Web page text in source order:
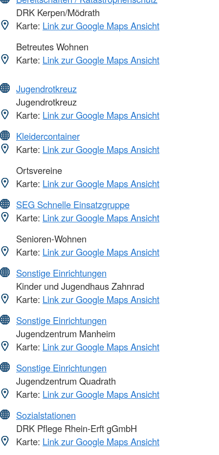
DRK Kerpen/Mödrath
Karte: Link zur Google Maps Ansicht
Betreutes Wohnen
Karte: Link zur Google Maps Ansicht
Jugendrotkreuz
Jugendrotkreuz
Karte: Link zur Google Maps Ansicht
Kleidercontainer
Karte: Link zur Google Maps Ansicht
Ortsvereine
Karte: Link zur Google Maps Ansicht
SEG Schnelle Einsatzgruppe
Karte: Link zur Google Maps Ansicht
Senioren-Wohnen
Karte: Link zur Google Maps Ansicht
Sonstige Einrichtungen
Kinder und Jugendhaus Zahnrad
Karte: Link zur Google Maps Ansicht
Sonstige Einrichtungen
Jugendzentrum Manheim
Karte: Link zur Google Maps Ansicht
Sonstige Einrichtungen
Jugendzentrum Quadrath
Karte: Link zur Google Maps Ansicht
Sozialstationen
DRK Pflege Rhein-Erft gGmbH
Karte: Link zur Google Maps Ansicht